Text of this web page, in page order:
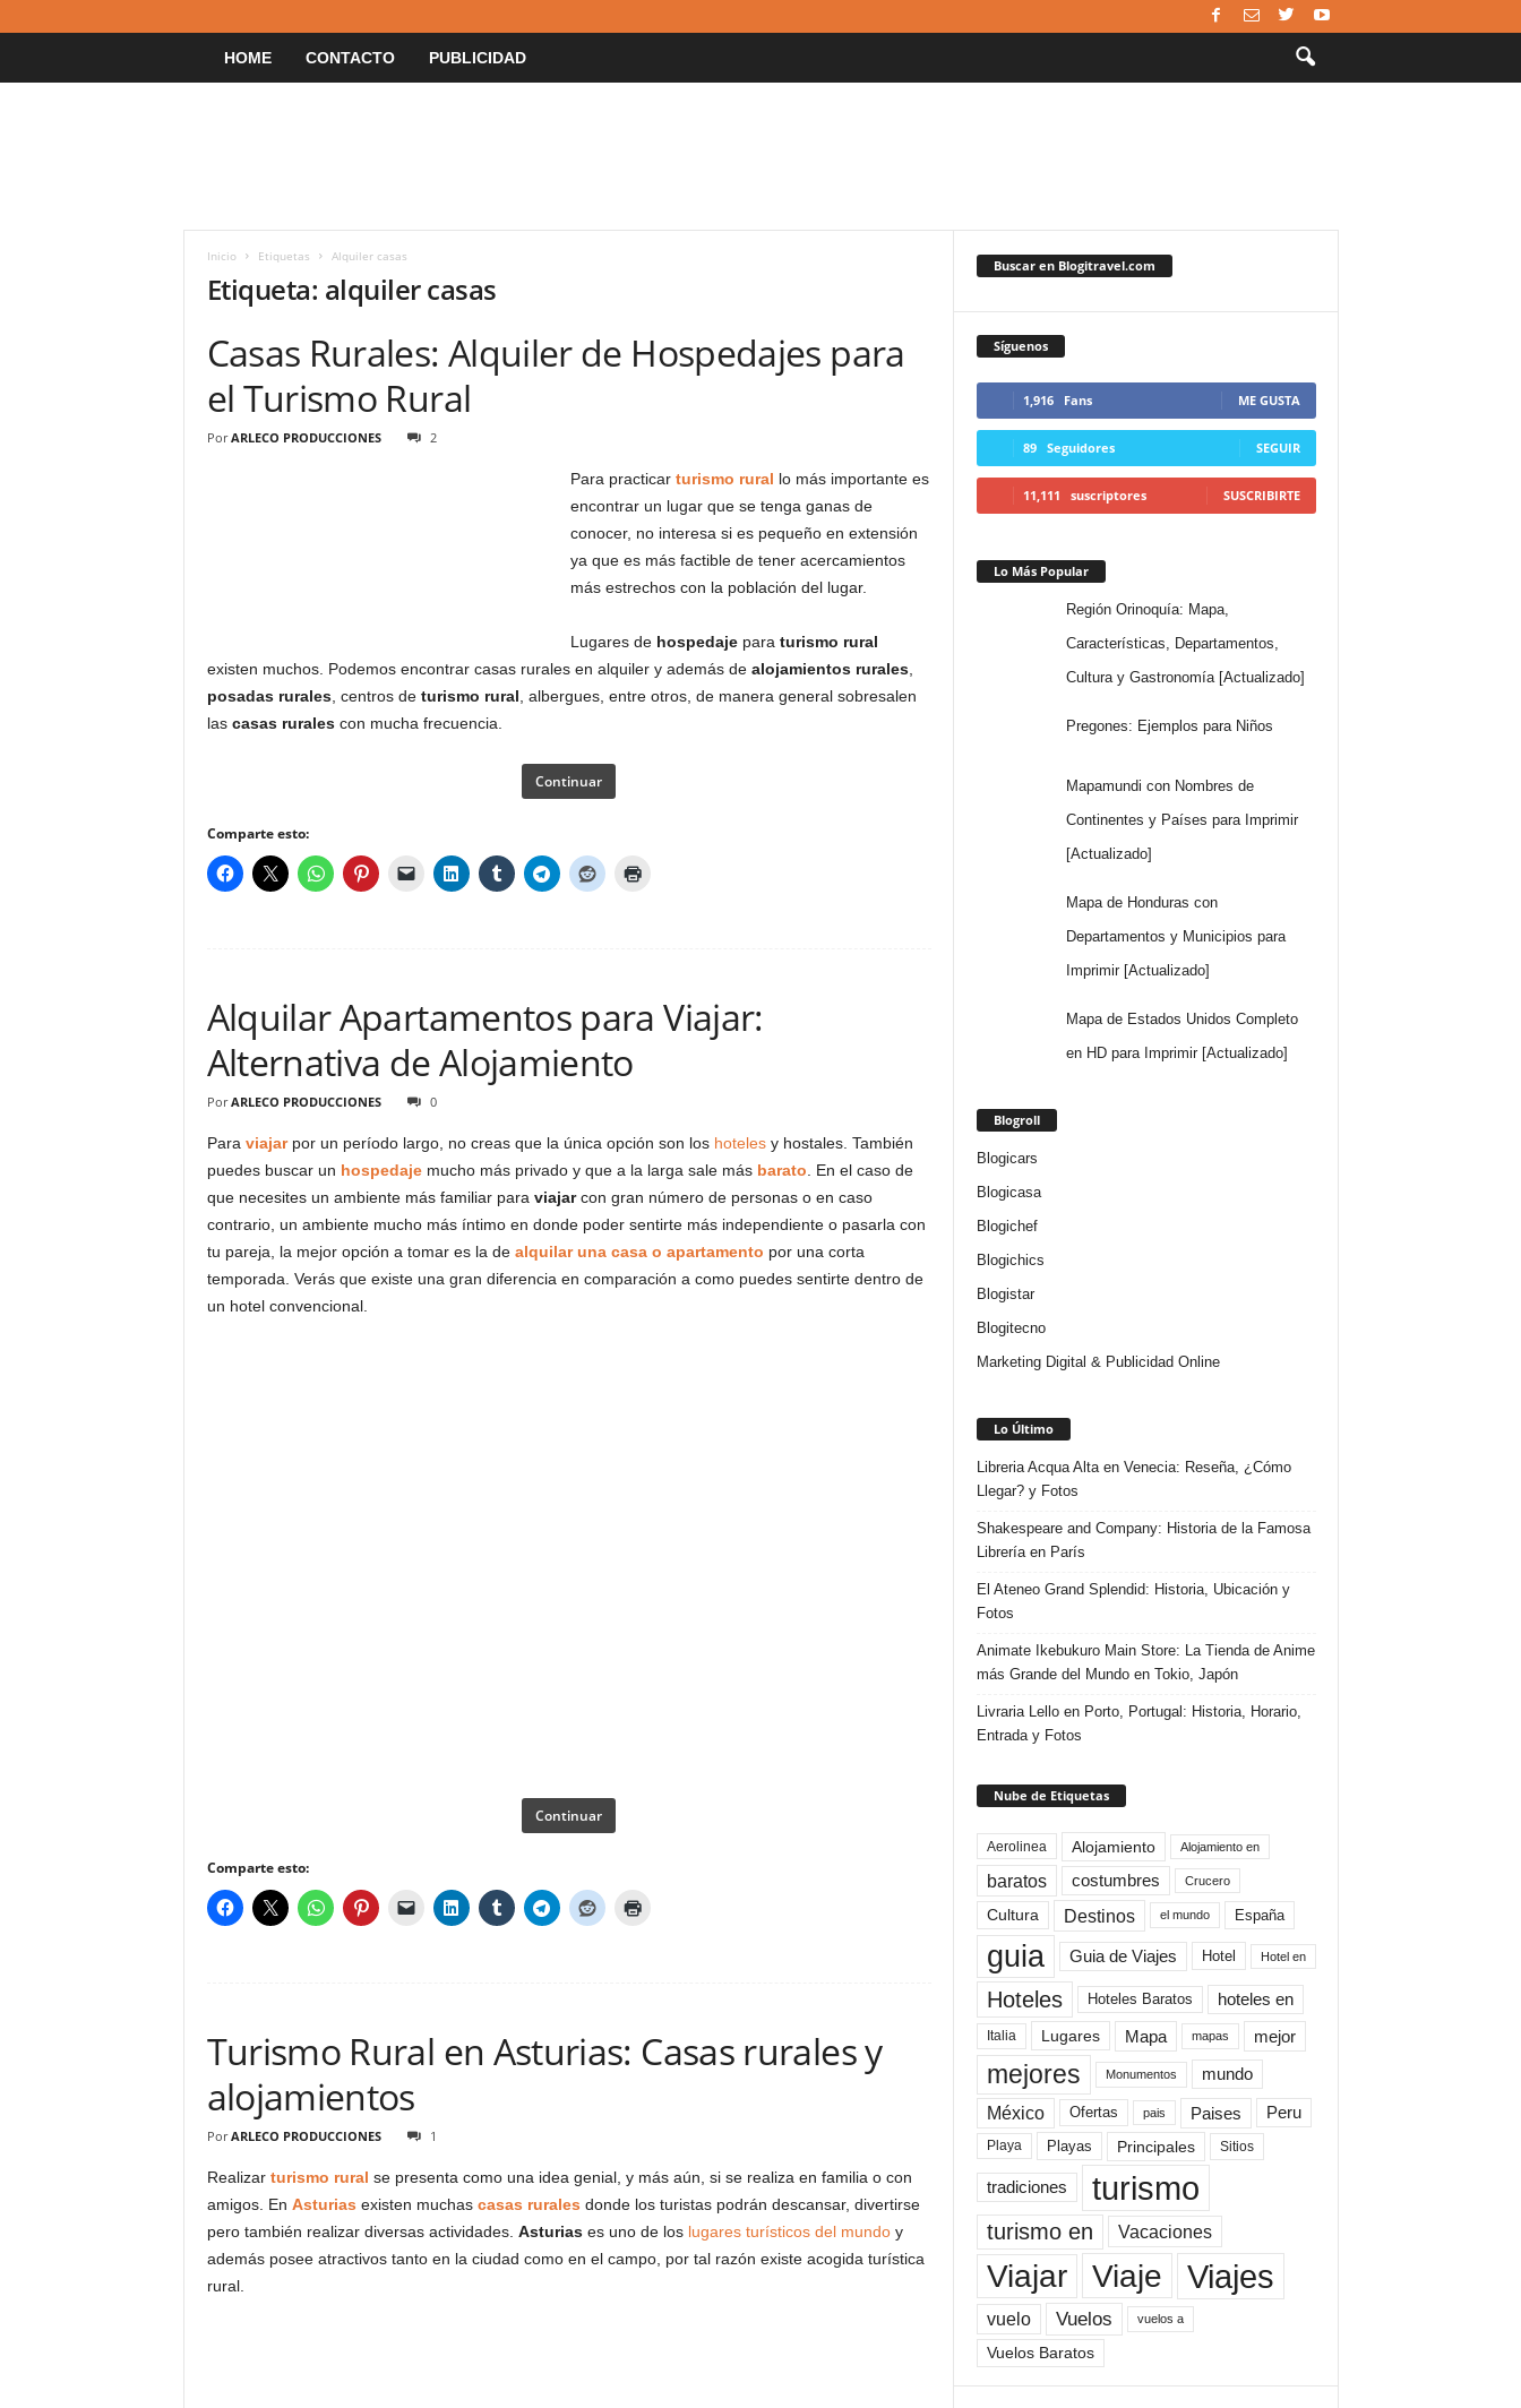
HOME CONTACTO PUBLICIDAD
Inicio Etiquetas Alquiler casas
Etiqueta: alquiler casas
Casas Rurales: Alquiler de Hospedajes para
el Turismo Rural
Por ARLECO PRODUCCIONES 2
Para practicar turismo rural lo más importante es
encontrar un lugar que se tenga ganas de
conocer, no interesa si es pequeño en extensión
ya que es más factible de tener acercamientos
más estrechos con la población del lugar.
Lugares de hospedajepara turismo rural
existen muchos. Podemos encontrar casas rurales en alquiler y además de alojamientos rurales,
posadas rurales, centros de turismo rural , albergues, entre otros, de manera general sobresalen
las casas ruralescon mucha frecuencia.
Continuar
Comparte esto:
Alquilar Apartamentos para Viajar:
Alternativa de Alojamiento
Por ARLECO PRODUCCIONES 0
Para viajarpor un período largo, no creas que la única opción son los hotelesy hostales. También
puedes buscar un hospedajemucho más privado y que a la larga sale más barato . En el caso de
que necesites un ambiente más familiar para viajarcon gran número de personas o en caso
contrario, un ambiente mucho más íntimo en donde poder sentirte más independiente o pasarla con
tu pareja, la mejor opción a tomar es la de alquilar una casa o apartamento por una corta
temporada. Verás que existe una gran diferencia en comparación a como puedes sentirte dentro de
un hotel convencional.
Continuar
Comparte esto:
Turismo Rural en Asturias: Casas rurales y
alojamientos
Por ARLECO PRODUCCIONES 1
Realizar turismo rural se presenta como una idea genial, y más aún, si se realiza en familia o con
amigos. En Asturias existen muchas casas rurales donde los turistas podrán descansar, divertirse
pero también realizar diversas actividades. Asturiases uno de los lugares turísticos del mundoy
además posee atractivos tanto en la ciudad como en el campo, por tal razón existe acogida turística
rural.
Buscar en Blogitravel.com
Síguenos
1,916 Fans ME GUSTA
89 Seguidores SEGUIR
11,111 suscriptores SUSCRIBIRTE
Lo Más Popular
Región Orinoquía: Mapa,
Características, Departamentos,
Cultura y Gastronomía [Actualizado]
Pregones: Ejemplos para Niños
Mapamundi con Nombres de
Continentes y Países para Imprimir
[Actualizado]
Mapa de Honduras con
Departamentos y Municipios para
Imprimir [Actualizado]
Mapa de Estados Unidos Completo
en HD para Imprimir [Actualizado]
Blogroll
Blogicars
Blogicasa
Blogichef
Blogichics
Blogistar
Blogitecno
Marketing Digital & Publicidad Online
Lo Último
Libreria Acqua Alta en Venecia: Reseña, ¿Cómo
Llegar? y Fotos
Shakespeare and Company: Historia de la Famosa
Librería en París
El Ateneo Grand Splendid: Historia, Ubicación y
Fotos
Animate Ikebukuro Main Store: La Tienda de Anime
más Grande del Mundo en Tokio, Japón
Livraria Lello en Porto, Portugal: Historia, Horario,
Entrada y Fotos
Nube de Etiquetas
Aerolinea Alojamiento Alojamiento en
baratos costumbres Crucero
Cultura Destinos el mundo España
guia Guia de Viajes Hotel Hotel en
Hoteles Hoteles Baratos hoteles en
Italia Lugares Mapa mapas mejor
mejores Monumentos mundo
México Ofertas pais Paises Peru
Playa Playas Principales Sitios
tradiciones turismo
turismo en Vacaciones
Viajar Viaje Viajes
vuelo Vuelos vuelos a
Vuelos Baratos